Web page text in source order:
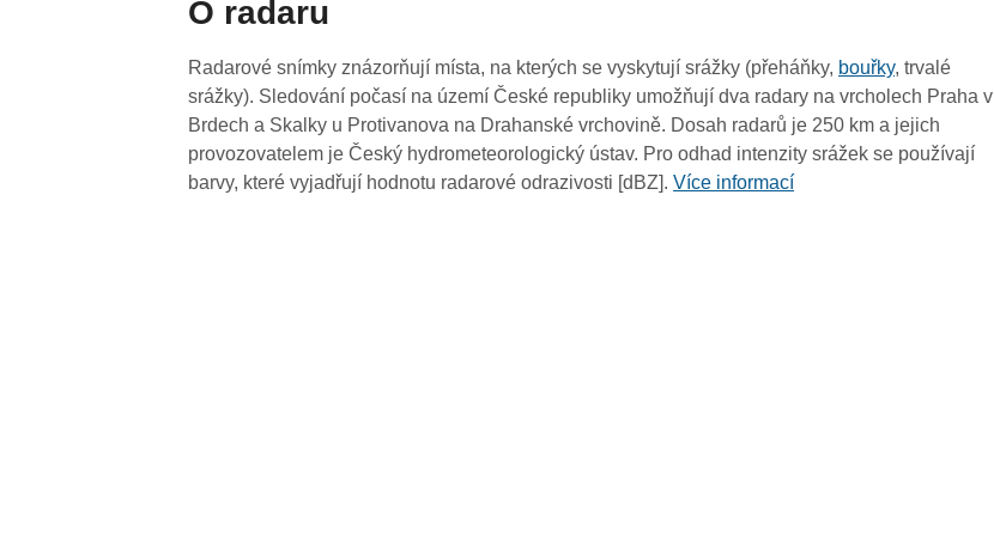
O radaru
Radarové snímky znázorňují místa, na kterých se vyskytují srážky (přeháňky, bouřky, trvalé
srážky). Sledování počasí na území České republiky umožňují dva radary na vrcholech Praha v
Brdech a Skalky u Protivanova na Drahanské vrchovině. Dosah radarů je 250 km a jejich
provozovatelem je Český hydrometeorologický ústav. Pro odhad intenzity srážek se používají
barvy, které vyjadřují hodnotu radarové odrazivosti [dBZ].Více informací